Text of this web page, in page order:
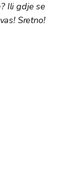
Ili gdje se
Sretno!